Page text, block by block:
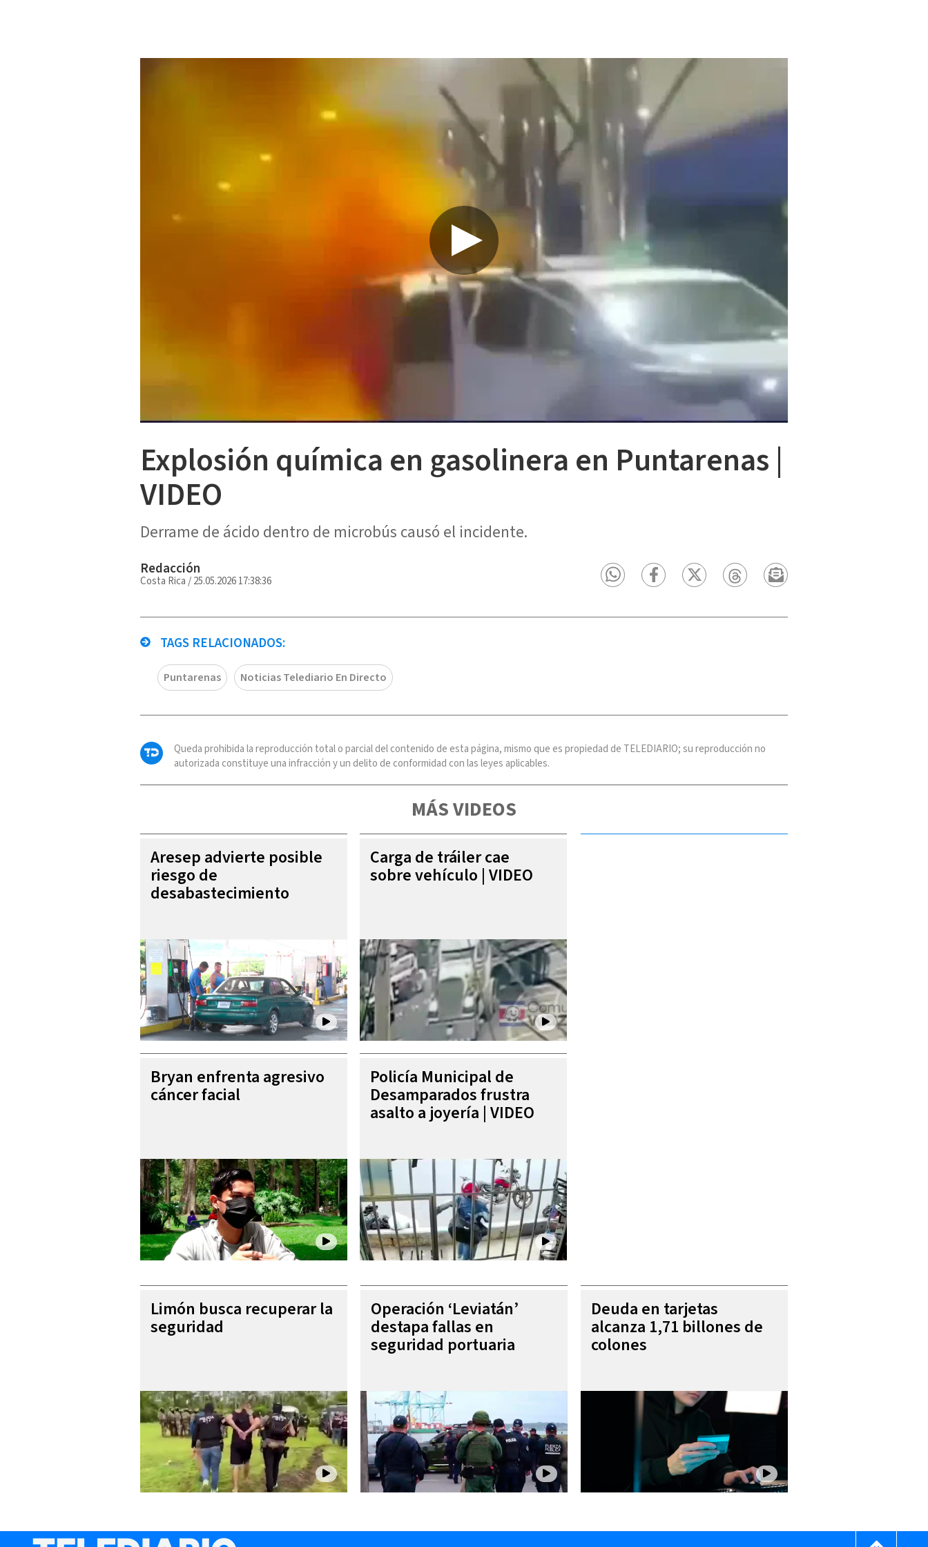
Explosión química en gasolinera en Puntarenas |
VIDEO
Derrame de ácido dentro de microbús causó el incidente.
Redacción
Costa Rica /25.05.2026 17:38:36
TAGS RELACIONADOS:
Puntarenas Noticias Telediario En Directo
Queda prohibida la reproducción total o parcial del contenido de esta página, mismo que es propiedad de TELEDIARIO; su reproducción no
autorizada constituye una infracción y un delito de conformidad con las leyes aplicables.
MÁS VIDEOS
Aresep advierte posible
riesgo de
desabastecimiento
Carga de tráiler cae
sobre vehículo | VIDEO
Bryan enfrenta agresivo
cáncer facial
Policía Municipal de
Desamparados frustra
asalto a joyería | VIDEO
Limón busca recuperar la
seguridad
Operación ‘Leviatán’
destapa fallas en
seguridad portuaria
Deuda en tarjetas
alcanza 1,71 billones de
colones